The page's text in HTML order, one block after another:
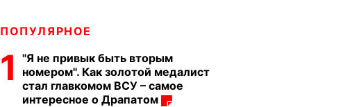
ПОПУЛЯРНОЕ
1
"Я не привык быть вторым
номером". Как золотой медалист
стал главкомом ВСУ – самое
интересное о Драпатом